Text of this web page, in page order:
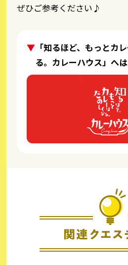
ぜひご参考ください♪
「知るほど、もっとカ
る。カレーハウス」へ